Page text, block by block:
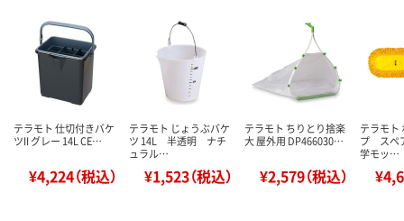
テラモト 仕切付きバケ
ツII グレー 14L CE…
¥4,224（税込）
テラモト じょうぶバケ
ツ 14L 半透明 ナチ
ュラル…
¥1,523（税込）
テラモト ちりとり捨楽
大 屋外用 DP466030…
¥2,579（税込）
テラモト
プ スペ
学モッ…